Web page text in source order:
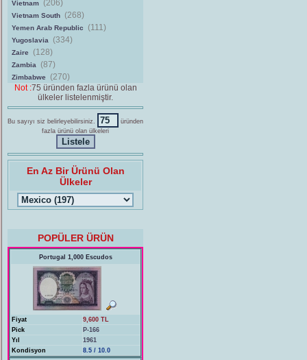
Vietnam (206)
Vietnam South (268)
Yemen Arab Republic (111)
Yugoslavia (334)
Zaire (128)
Zambia (87)
Zimbabwe
(270)
Not :75 üründen fazla ürünü olan
ülkeler listelenmiştir.
Bu sayıyı siz belirleyebilirsiniz.
üründen
fazla ürünü olan ülkeleri
En Az Bir Ürünü Olan
Ülkeler
POPÜLER ÜRÜN
Portugal 1,000 Escudos
Fiyat
9,600 TL
Pick
P-166
Yıl
1961
Kondisyon
8.5 / 10.0